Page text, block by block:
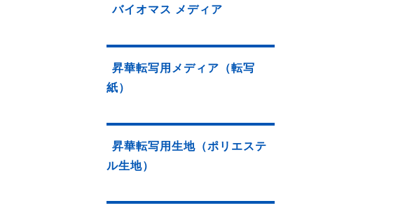
バイオマス メディア
昇華転写用メディア（転写
紙）
昇華転写用生地（ポリエステ
ル生地）